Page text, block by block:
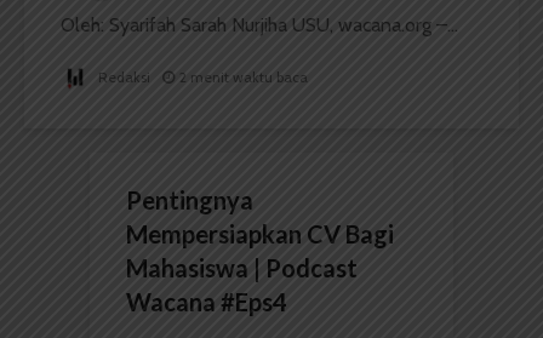
Oleh: Syarifah Sarah Nurjiha USU, wacana.org –...
Redaksi 2 menit waktu baca
Pentingnya
Mempersiapkan CV Bagi
Mahasiswa | Podcast
Wacana #Eps4